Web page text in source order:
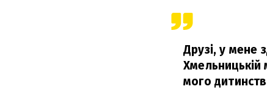
Друзі, у мене
мого